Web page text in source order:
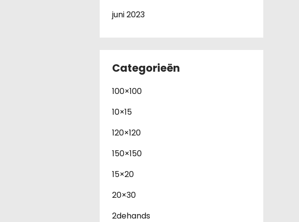
juni 2023
Categorieën
100×100
10×15
120×120
150×150
15×20
20×30
2dehands